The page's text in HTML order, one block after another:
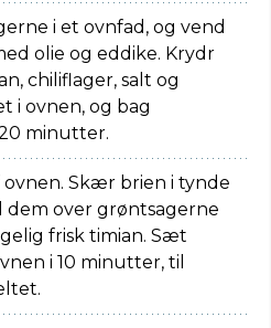
i et ovnfad, og vend
olie og eddike. Krydr
chiliflager, salt og
i ovnen, og bag
minutter.
Skær brien i tynde
dem over grøntsagerne
frisk timian. Sæt
i 10 minutter, til